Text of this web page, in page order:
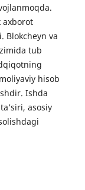
axborot
Blokcheyn va
tub
hisob
Ishda
asosiy